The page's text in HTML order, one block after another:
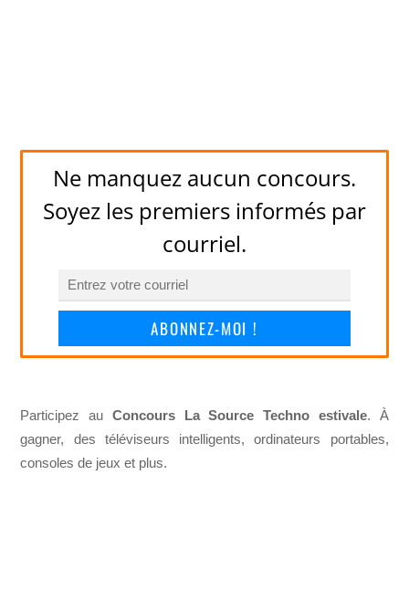
Ne manquez aucun concours.
Soyez les premiers informés par
courriel.
ABONNEZ-MOI !
Participez au Concours La Source Techno estivale. À
gagner, des téléviseurs intelligents, ordinateurs portables,
consoles de jeux et plus.